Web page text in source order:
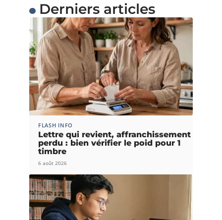
Derniers articles
FLASH INFO
Lettre qui revient, affranchissement
perdu : bien vérifier le poid pour 1
timbre
6 août 2026